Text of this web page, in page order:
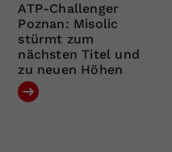
ATP-Challenger
Poznan: Misolic
stürmt zum
nächsten Titel und
zu neuen Höhen